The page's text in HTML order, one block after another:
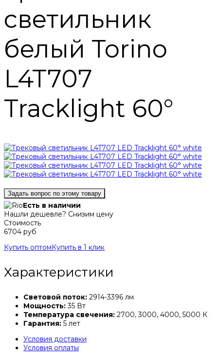
светильник
белый Torino
L4T707
Tracklight 60°
Задать вопрос по этому товару
Есть в наличии
Нашли дешевле? Снизим цену
Стоимость
6704 руб
Купить оптом Купить в 1 клик
Характеристики
Световой поток: 2914-3396 лм
Мощность:35 Вт
Температура свечения: 2700, 3000, 4000, 5000 К
Гарантия: 5 лет
Условия доставки
Условия оплаты